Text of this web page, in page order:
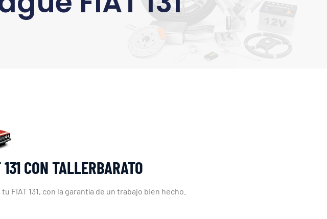
CON TALLERBARATO
131, con la garantía de un trabajo bien hecho.